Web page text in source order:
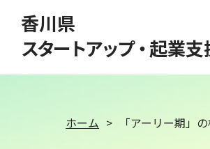
香川県
スタートアップ・起業支
ホーム 「アーリー期」